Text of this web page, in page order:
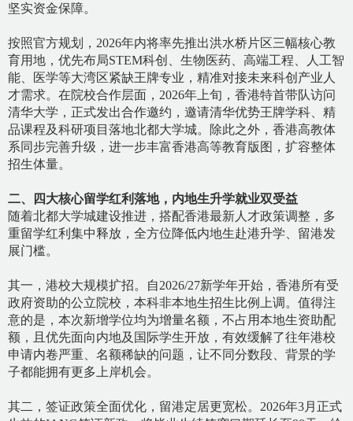
坚实资金保障。
按照官方规划， 2026年内将率先推出洪水桥片区三幅核心教
育用地，优先布局STEM科创、生物医药、高端工程、人工智
能、医学等大湾区紧缺王牌专业，精准对接未来科创产业人
才需求。在院校合作层面，2026年上旬，香港特首带队访问
清华大学，正式发出合作邀约，邀请清华优势王牌学科、精
品课程及科研项目落地北都大学城。除此之外，香港高教体
系同步完善升级，进一步丰富香港高等教育版图，扩容整体
招生体量。
二、四大核心留学红利落地，内地生升学就业双受益
随着北都大学城建设推进，搭配香港最新人才政策调整，多
重留学红利集中释放，全方位降低内地生赴港升学、留港发
展门槛。
其一，港校大规模扩招。自2026/27新学年开始，香港所有受
政府资助的公立院校，本科非本地生招生比例上调。值得注
意的是，本次新增学位均为增量名额，不占用本地生资助配
额，且优先面向内地及国际学生开放，有效缓解了往年港校
申请内卷严重、名额稀缺的问题，让不同分数段、背景的学
子都能拥有更多上岸机会。
其二，签证政策全面优化，留港定居更宽松。 2026年3月正式